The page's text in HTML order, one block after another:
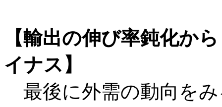
【輸出の伸び率鈍化か
イナス】
最後に外需の動向をみ